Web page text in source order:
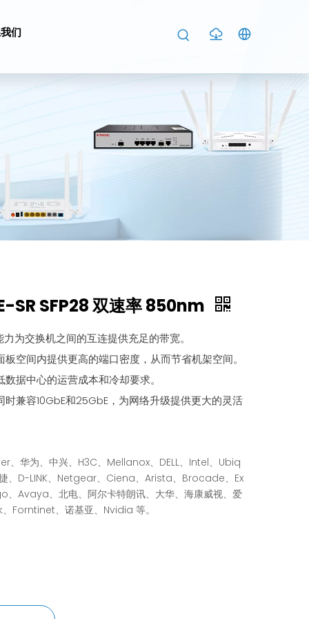
们
SR SFP28 双速率 850nm
为交换机之间的互连提供充足的带宽。
空间内提供更高的端口密度，从而节省机架空间。
据中心的运营成本和冷却要求。
时兼容10GbE和25GbE，为网络升级提供更大的灵活
、华为、中兴、H3C、Mellanox、DELL、Intel、Ubiq
、D-LINK、Netgear、Ciena、Arista、Brocade、Ex
Avaya、北电、阿尔卡特朗讯、大华、海康威视、爱
Forntinet、诺基亚、Nvidia 等。